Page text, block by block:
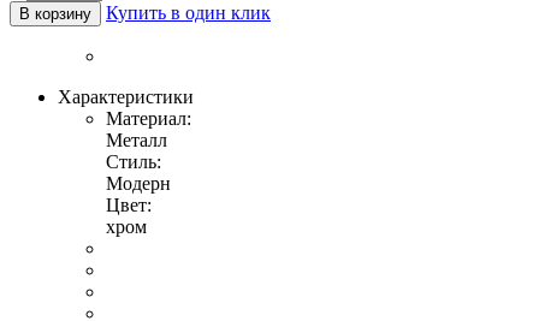
В корзину Купить в один клик
Характеристики
Материал:
Металл
Стиль:
Модерн
Цвет:
хром